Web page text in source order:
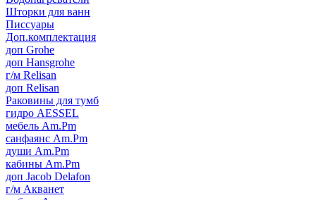
Шторки для ванн
Писсуары
Доп.комплектация
доп Grohe
доп Hansgrohe
г/м Relisan
доп Relisan
Раковины для тумб
гидро AESSEL
мебель Am.Pm
санфаянс Am.Pm
души Am.Pm
кабины Am.Pm
доп Jacob Delafon
г/м Акванет